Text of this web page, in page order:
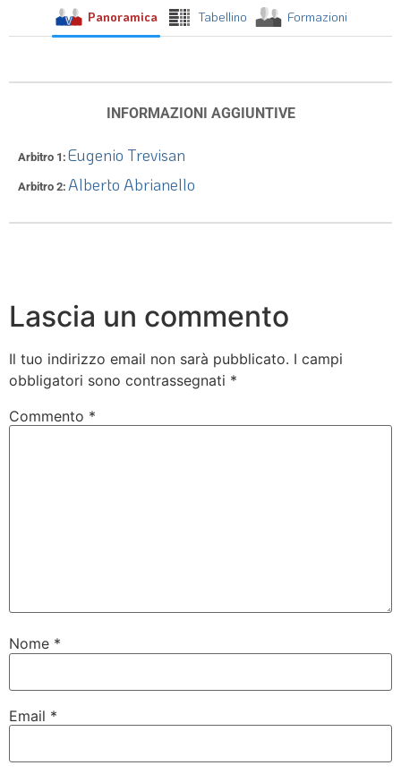
Panoramica Tabellino Formazioni
INFORMAZIONI AGGIUNTIVE
Arbitro 1 Eugenio Trevisan
Arbitro 2 Alberto Abrianello
Lascia un commento
Il tuo indirizzo email non sarà pubblicato. I campi
obbligatori sono contrassegnati *
Commento *
Nome *
Email *